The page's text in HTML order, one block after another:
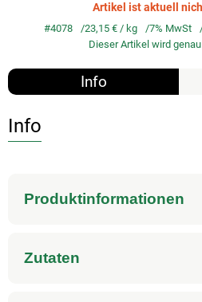
Artikel ist aktuell
#4078 23,15 € / kg 7% MwSt
Dieser Artikel wird
Info
Info
Produktinformationen
Zutaten